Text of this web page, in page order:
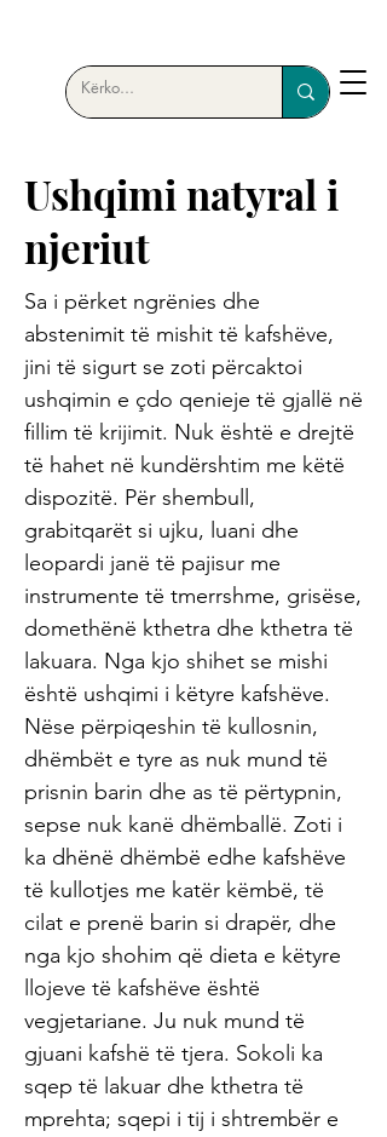
Ushqimi natyral i
njeriut
Sa i përket ngrënies dhe
abstenimit të mishit të kafshëve,
jini të sigurt se zoti përcaktoi
ushqimin e çdo qenieje të gjallë në
fillim të krijimit. Nuk është e drejtë
të hahet në kundërshtim me këtë
dispozitë. Për shembull,
grabitqarët si ujku, luani dhe
leopardi janë të pajisur me
instrumente të tmerrshme, grisëse,
domethënë kthetra dhe kthetra të
lakuara. Nga kjo shihet se mishi
është ushqimi i këtyre kafshëve.
Nëse përpiqeshin të kullosnin,
dhëmbët e tyre as nuk mund të
prisnin barin dhe as të përtypnin,
sepse nuk kanë dhëmballë. Zoti i
ka dhënë dhëmbë edhe kafshëve
të kullotjes me katër këmbë, të
cilat e prenë barin si drapër, dhe
nga kjo shohim që dieta e këtyre
llojeve të kafshëve është
vegjetariane. Ju nuk mund të
gjuani kafshë të tjera. Sokoli ka
sqep të lakuar dhe kthetra të
mprehta; sqepi i tij i shtrembër e